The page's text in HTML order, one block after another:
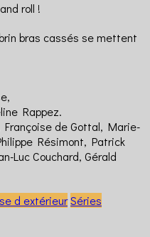
roll !
bras cassés se mettent
Rappez.
de Gottal, Marie-
Résimont, Patrick
Luc Couchard, Gérald
d extérieurSéries